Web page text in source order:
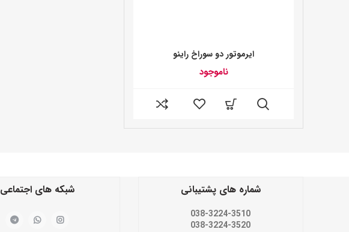
ایرموتور دو سوراخ راینو
ناموجود
شماره های پشتیبانی
038-3224-3510
038-3224-3520
شبکه های اجتماعی